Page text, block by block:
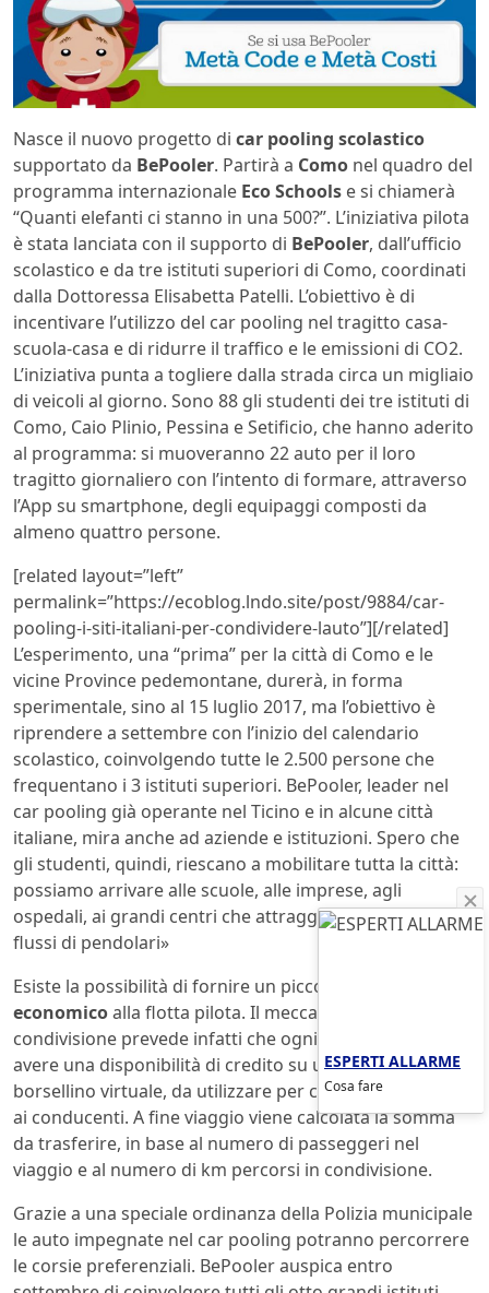
Nasce il nuovo progetto di car pooling scolastico
supportato da BePooler. Partirà a Como nel quadro del
programma internazionale Eco Schools e si chiamerà
“Quanti elefanti ci stanno in una 500?”. L’iniziativa pilota
è stata lanciata con il supporto di BePooler, dall’ufficio
scolastico e da tre istituti superiori di Como, coordinati
dalla Dottoressa Elisabetta Patelli. L’obiettivo è di
incentivare l’utilizzo del car pooling nel tragitto casa-
scuola-casa e di ridurre il traffico e le emissioni di CO2.
L’iniziativa punta a togliere dalla strada circa un migliaio
di veicoli al giorno. Sono 88 gli studenti dei tre istituti di
Como, Caio Plinio, Pessina e Setificio, che hanno aderito
al programma: si muoveranno 22 auto per il loro
tragitto giornaliero con l’intento di formare, attraverso
l’App su smartphone, degli equipaggi composti da
almeno quattro persone.
[related layout=”left”
permalink=”https://ecoblog.lndo.site/post/9884/car-
pooling-i-siti-italiani-per-condividere-lauto”][/related]
L’esperimento, una “prima” per la città di Como e le
vicine Province pedemontane, durerà, in forma
sperimentale, sino al 15 luglio 2017, ma l’obiettivo è
riprendere a settembre con l’inizio del calendario
scolastico, coinvolgendo tutte le 2.500 persone che
frequentano i 3 istituti superiori. BePooler, leader nel
car pooling già operante nel Ticino e in alcune città
italiane, mira anche ad aziende e istituzioni. Spero che
gli studenti, quindi, riescano a mobilitare tutta la città:
possiamo arrivare alle scuole, alle imprese, agli
ospedali, ai grandi centri che attraggono i più grandi
flussi di pendolari»
Esiste la possibilità di fornire un piccolo
economicoalla flotta pilota. Il meccanismo di
condivisione prevede infatti che ogni passeggero possa
avere una disponibilità di credito su un proprio
borsellino virtuale, da utilizzare per chiedere passaggi
ai conducenti. A fine viaggio viene calcolata la somma
da trasferire, in base al numero di passeggeri nel
viaggio e al numero di km percorsi in condivisione.
Grazie a una speciale ordinanza della Polizia municipale
le auto impegnate nel car pooling potranno percorrere
le corsie preferenziali. BePooler auspica entro
ESPERTI ALLARME
Cosa fare